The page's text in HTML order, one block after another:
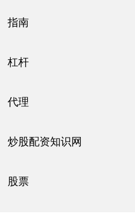
指南
杠杆
代理
炒股配资知识网
股票